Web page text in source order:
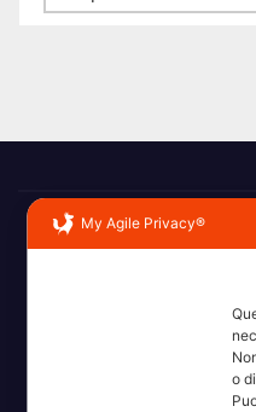
Erba, Brianza, Lario:
ricorda
My Agile Privacy®
o